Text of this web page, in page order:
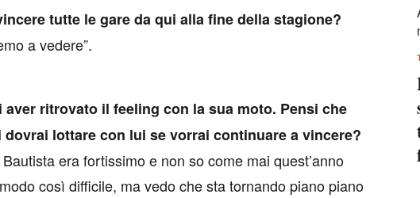
tutte le gare da qui alla fine della stagione?
a vedere”.
aver ritrovato il feeling con la sua moto. Pensi che
dovrai lottare con lui se vorrai continuare a vincere?
era fortissimo e non so come mai quest’anno
così difficile, ma vedo che sta tornando piano piano